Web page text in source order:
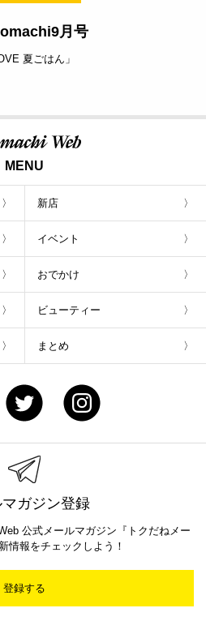
月号
夏ごはん」
MENU
新店
イベント
おでかけ
ビューティー
まとめ
マガジン登録
公式メールマガジン『トクだねメー
情報をチェックしよう！
登録する